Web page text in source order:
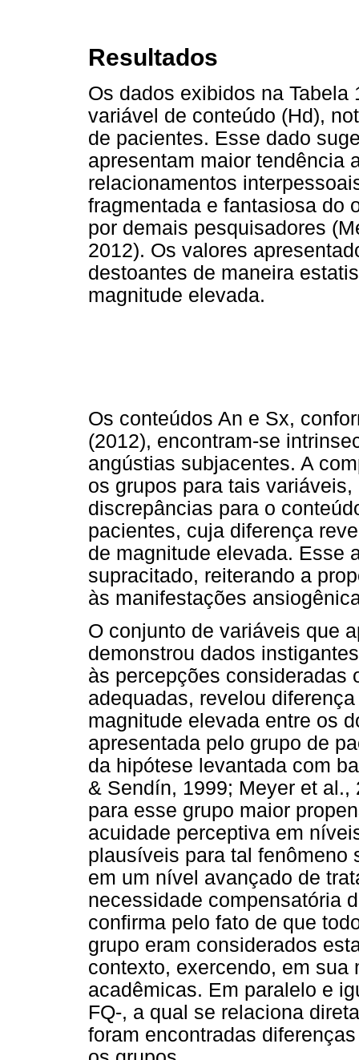
Resultados
Os dados exibidos na
variável de conteúdo (Hd),
de pacientes. Esse dado
apresentam maior tendência
relacionamentos
fragmentada e fantasiosa do
por demais pesquisadores
2012). Os valores
destoantes de maneira
magnitude elevada.
Os conteúdos An e Sx,
(2012), encontram-se
angústias subjacentes. A
os grupos para tais
discrepâncias para o
pacientes, cuja diferença
de magnitude elevada. Esse
supracitado, reiterando a
às manifestações
O conjunto de variáveis que
demonstrou dados
às percepções consideradas
adequadas, revelou
magnitude elevada entre os
apresentada pelo grupo de
da hipótese levantada com
& Sendín, 1999; Meyer et al.,
para esse grupo maior
acuidade perceptiva em
plausíveis para tal fenômeno
em um nível avançado de
necessidade compensatória
confirma pelo fato de que
grupo eram considerados
contexto, exercendo, em
acadêmicas. Em paralelo e
FQ-, a qual se relaciona
foram encontradas